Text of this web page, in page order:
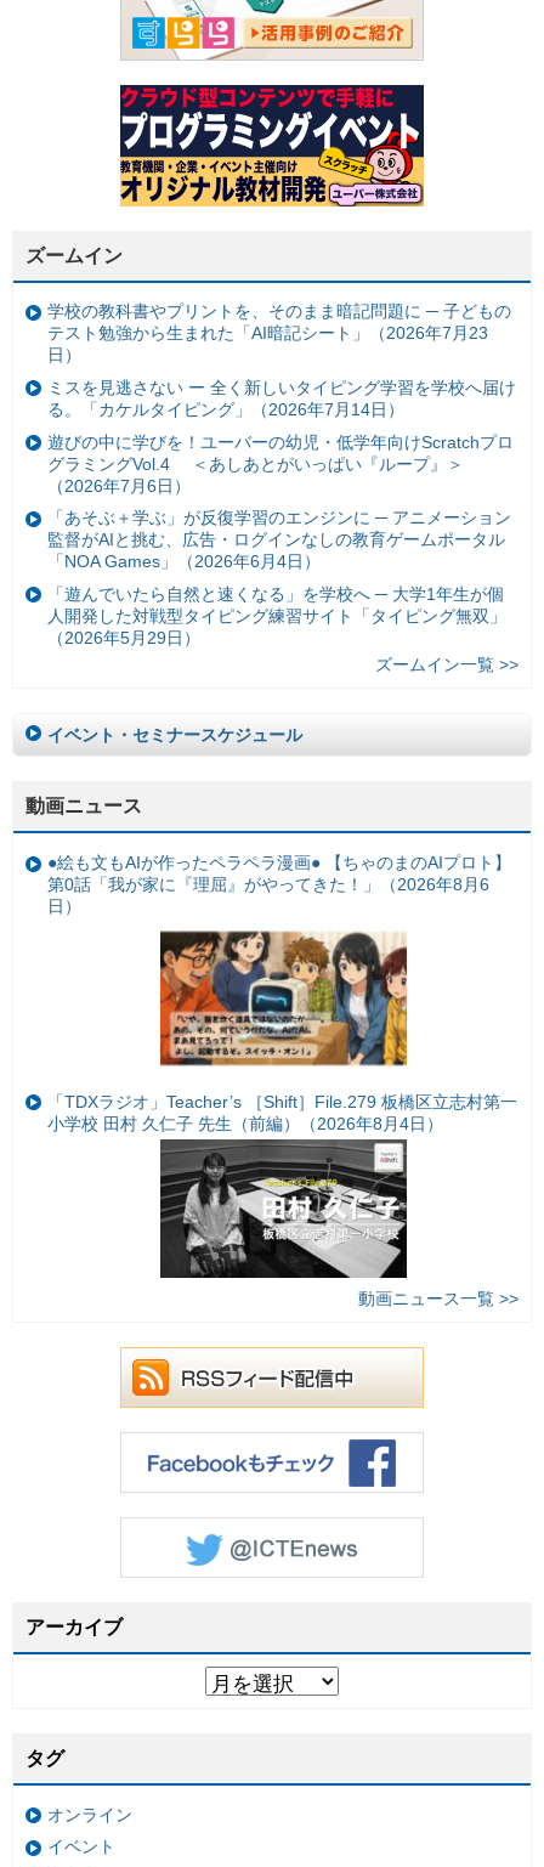
ズームイン
学校の教科書やプリントを、そのまま暗記問題に ─ 子どもの
テスト勉強から生まれた「AI暗記シート」（2026年7月23
日）
ミスを見逃さない ー 全く新しいタイピング学習を学校へ届け
る。「カケルタイピング」（2026年7月14日）
遊びの中に学びを！ユーバーの幼児・低学年向けScratchプロ
グラミングVol.4 ＜あしあとがいっぱい『ループ』＞
（2026年7月6日）
「あそぶ＋学ぶ」が反復学習のエンジンに ─ アニメーション
監督がAIと挑む、広告・ログインなしの教育ゲームポータル
「NOA Games」（2026年6月4日）
「遊んでいたら自然と速くなる」を学校へ ─ 大学1年生が個
人開発した対戦型タイピング練習サイト「タイピング無双」
（2026年5月29日）
ズームイン一覧 >>
イベント・セミナースケジュール
動画ニュース
●絵も文もAIが作ったペラペラ漫画● 【ちゃのまのAIプロト】
第0話「我が家に『理屈』がやってきた！」（2026年8月6
日）
「TDXラジオ」Teacher’s ［Shift］File.279 板橋区立志村第一
小学校 田村 久仁子 先生（前編）（2026年8月4日）
動画ニュース一覧 >>
アーカイブ
タグ
オンライン
イベント